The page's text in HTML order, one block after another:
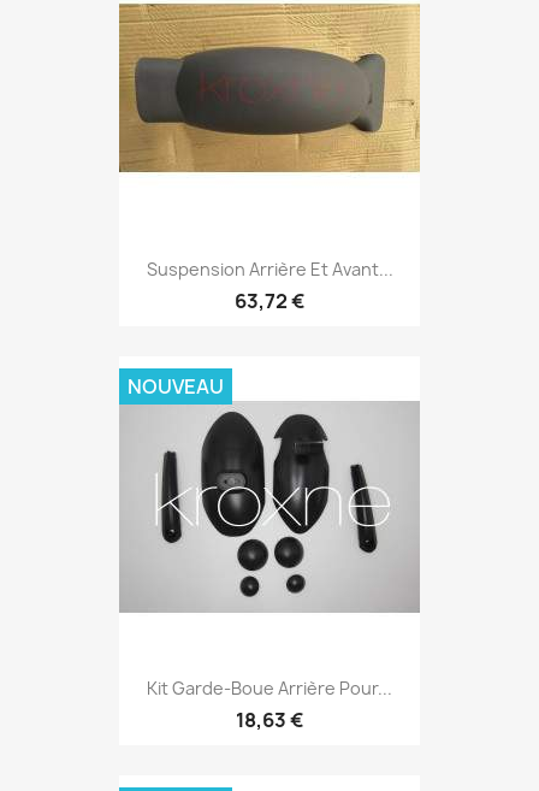
Suspension Arrière Et Avant...
63,72 €
Kit Garde-Boue Arrière Pour...
18,63 €
NOUVEAU